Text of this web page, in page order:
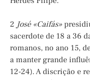
2 José «Caifás»
sacerdote de 18 a 36
romanos, no ano 15,
a manter grande
12-24). A discrição e